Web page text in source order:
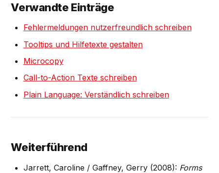
Verwandte Einträge
Fehlermeldungen nutzerfreundlich schreiben
Tooltips und Hilfetexte gestalten
Microcopy
Call-to-Action Texte schreiben
Plain Language: Verständlich schreiben
Weiterführend
Jarrett, Caroline / Gaffney, Gerry (2008): Forms